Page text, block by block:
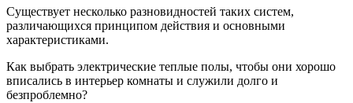
Существует несколько разновидностей таких систем,
различающихся принципом действия и основными
характеристиками.
Как выбрать электрические теплые полы, чтобы они хорошо
вписались в интерьер комнаты и служили долго и
безпроблемно?